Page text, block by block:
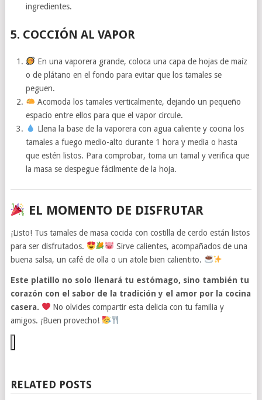
ingredientes.
5. COCCIÓN AL VAPOR
En una vaporera grande, coloca una capa de hojas de maíz
o de plátano en el fondo para evitar que los tamales se
peguen.
Acomoda los tamales verticalmente, dejando un pequeño
espacio entre ellos para que el vapor circule.
Llena la base de la vaporera con agua caliente y cocina los
tamales a fuego medio-alto durante 1 hora y media o hasta
que estén listos. Para comprobar, toma un tamal y verifica que
la masa se despegue fácilmente de la hoja.
EL MOMENTO DE DISFRUTAR
¡Listo! Tus tamales de masa cocida con costilla de cerdo están listos
para ser disfrutados.
Sirve calientes, acompañados de una
buena salsa, un café de olla o un atole bien calientito.
Este platillo no solo llenará tu estómago, sino también tu
corazón con el sabor de la tradición y el amor por la cocina
casera.
No olvides compartir esta delicia con tu familia y
amigos. ¡Buen provecho!
RELATED POSTS